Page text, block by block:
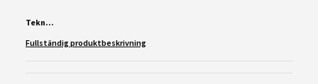
Tekn...
Fullständig produktbeskrivning